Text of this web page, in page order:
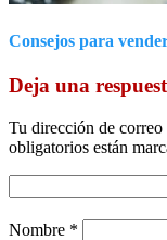
Consejos para
Deja una
Tu dirección de
obligatorios están
Nombre *